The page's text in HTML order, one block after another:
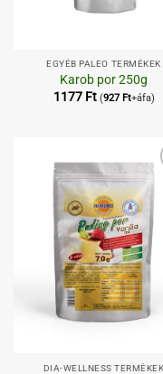
EGYÉB PALEO TERMÉKEK
Karob por 250g
1177 Ft (927 Ft+áfa)
DIA-WELLNESS TERMÉKEK